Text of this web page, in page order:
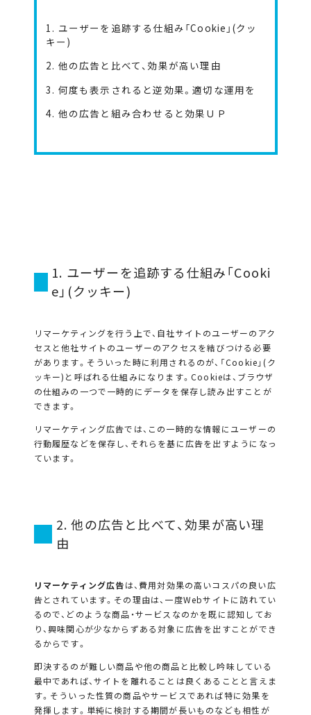
1. ユーザーを追跡する仕組み「Cookie」(クッ
キー)
2. 他の広告と比べて、効果が高い理由
3. 何度も表示されると逆効果。適切な運用を
4. 他の広告と組み合わせると効果ＵＰ
1. ユーザーを追跡する仕組み「Cooki
e」(クッキー)
リマーケティングを行う上で、自社サイトのユーザーのアク
セスと他社サイトのユーザーのアクセスを結びつける必要
があります。そういった時に利用されるのが、「Cookie」(ク
ッキー)と呼ばれる仕組みになります。Cookieは、ブラウザ
の仕組みの一つで一時的にデータを保存し読み出すことが
できます。
リマーケティング広告では、この一時的な情報にユーザーの
行動履歴などを保存し、それらを基に広告を出すようになっ
ています。
2. 他の広告と比べて、効果が高い理
由
リマーケティング広告は、費用対効果の高いコスパの良い広
告とされています。その理由は、一度Webサイトに訪れてい
るので、どのような商品・サービスなのかを既に認知してお
り、興味関心が少なからずある対象に広告を出すことができ
るからです。
即決するのが難しい商品や他の商品と比較し吟味している
最中であれば、サイトを離れることは良くあることと言えま
す。そういった性質の商品やサービスであれば特に効果を
発揮します。単純に検討する期間が長いものなども相性が